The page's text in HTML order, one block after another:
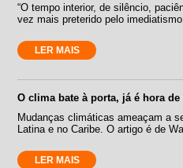
“O tempo interior, de silêncio,
vez mais preterido pelo
LER MAIS
O clima bate à porta, já é hora de
Mudanças climáticas ameaçam a
Latina e no Caribe. O artigo é de
LER MAIS